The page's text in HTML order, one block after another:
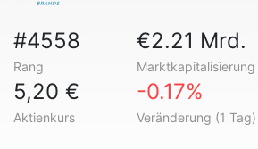
#4558
Rang
€2.21 Mrd.
Marktkapitalisierung
5,20 €
Aktienkurs
-0.17%
Veränderung (1 Tag)